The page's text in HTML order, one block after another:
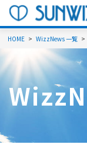
HOME WizzNews 一覧